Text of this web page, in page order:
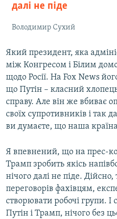
далі не піде
Володимир Сухий
Який президент, яка
між Конгресом і Білим
щодо Росії. На Fox News
що Путін – класний
справу. Але він же вбиває
своїх супротивників і так
ви думаєте, що наша країна
Я впевнений, що на прес-
Трамп зробить якісь
нічого далі не піде. Дійсно,
переговорів фахівцям,
створювати робочі групи. І
Путін і Трамп, нічого без